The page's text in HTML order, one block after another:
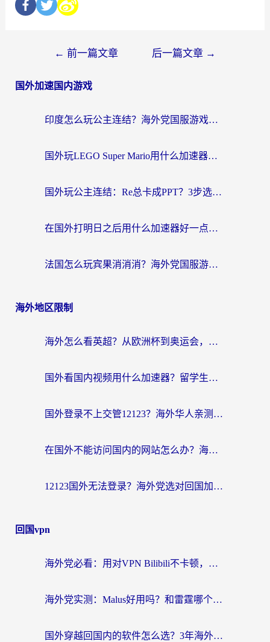
← 前一篇文章 后一篇文章 →
国外加速国内游戏
印度怎么玩公主连结？海外党国服游戏加速终极指南（附仙境传说RO重生细胞优化技巧）
国外玩LEGO Super Mario用什么加速器？2026海外玩家亲测有效指南
国外玩公主连结：Re总卡成PPT？3步选对加速器，畅玩国服无压力
在国外打明日之后用什么加速器好一点？海外玩家亲测有效的国服游戏加速指南
法国怎么玩宾果消消消？海外党国服游戏加速器终极指南（附漫威召唤与合成解决办法）
海外地区限制
海外怎么看英超？从欧洲杯到奥运会，一份让你不卡壳的中文解说观看指南
国外看国内视频用什么加速器？留学生和海外华人的实用指南
国外登录不上交管12123？海外华人亲测有效的回国加速器选择指南
在国外不能访问国内的网站怎么办？海外党必看的无缝回国上网指南
12123国外无法登录？海外党选对回国加速器，轻松解决国内资源访问难题
回国vpn
海外党必看：用对VPN Bilibili不卡顿，英国玩国内游戏也丝滑——2026回国加速器选择指南
海外党实测：Malus好用吗？和雷霆哪个好？+ 3款热门加速器深度对比
国外穿越回国内的软件怎么选？3年海外党亲测实用指南，告别地域限制